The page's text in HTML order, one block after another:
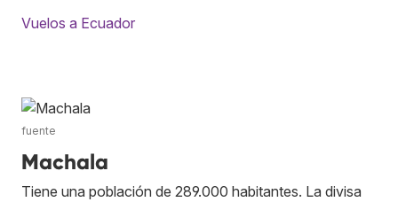
Vuelos a Ecuador
fuente
Machala
Tiene una población de 289.000 habitantes. La divisa